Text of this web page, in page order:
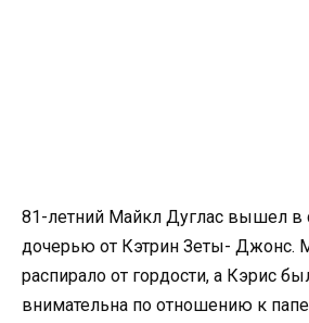
81-летний Майкл Дуглас вышел в
дочерью от Кэтрин Зеты- Джонс.
распирало от гордости, а Кэрис
внимательна по отношению к